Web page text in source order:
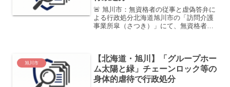
🚨 旭川市：無資格者の従事と虚偽答弁に
よる行政処分北海道旭川市の「訪問介護
事業所皐（さつき）」にて、無資格者に
受入停止・報酬減額処...
旭川市
【北海道・旭川】「グループホー
ム太陽と緑」チェーンロック等の
身体的虐待で行政処分